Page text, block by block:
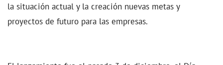
la situación actual y la creación nuevas metas y
proyectos de futuro para las empresas.